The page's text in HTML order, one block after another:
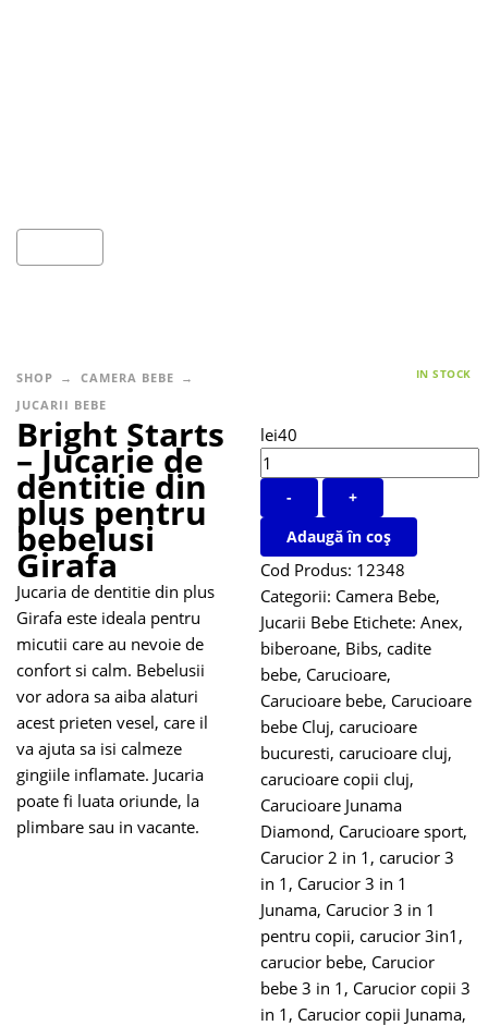
SHOP
CAMERA BEBE
JUCARII BEBE
IN STOCK
Bright Starts
– Jucarie de
dentitie din
plus pentru
bebelusi
Girafa
Jucaria de dentitie din plus
Girafa este ideala pentru
micutii care au nevoie de
confort si calm. Bebelusii
vor adora sa aiba alaturi
acest prieten vesel, care il
va ajuta sa isi calmeze
gingiile inflamate. Jucaria
poate fi luata oriunde, la
plimbare sau in vacante.
lei40
-
+
Adaugă în coș
Cod Produs: 12348
Categorii: Camera Bebe,
Jucarii Bebe Etichete: Anex,
biberoane, Bibs, cadite
bebe, Carucioare,
Carucioare bebe, Carucioare
bebe Cluj, carucioare
bucuresti, carucioare cluj,
carucioare copii cluj,
Carucioare Junama
Diamond, Carucioare sport,
Carucior 2 in 1 , carucior 3
in 1 , Carucior 3 in 1
Junama, Carucior 3 in 1
pentru copii, carucior 3in1 ,
carucior bebe, Carucior
bebe 3 in 1 , Carucior copii 3
in 1 , Carucior copii Junama,